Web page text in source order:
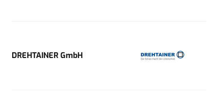
DREHTAINER GmbH